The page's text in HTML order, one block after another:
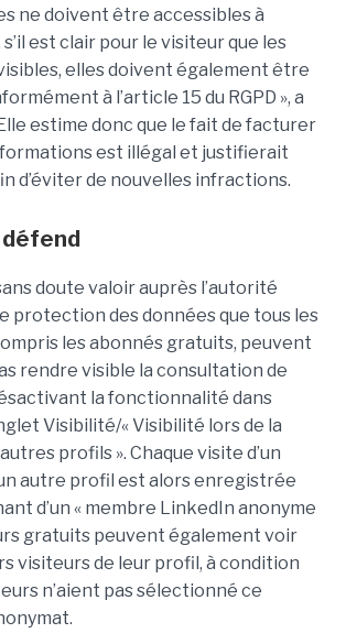
ne doivent être accessibles à
est clair pour le visiteur que les
elles doivent également être
à l’article 15 du RGPD », a
estime donc que le fait de facturer
est illégal et justifierait
d’éviter de nouvelles infractions.
doute valoir auprès l’autorité
protection des données que tous les
les abonnés gratuits, peuvent
rendre visible la consultation de
la fonctionnalité dans
Visibilité/« Visibilité lors de la
profils ». Chaque visite d’un
autre profil est alors enregistrée
d’un « membre LinkedIn anonyme
gratuits peuvent également voir
visiteurs de leur profil, à condition
n’aient pas sélectionné ce